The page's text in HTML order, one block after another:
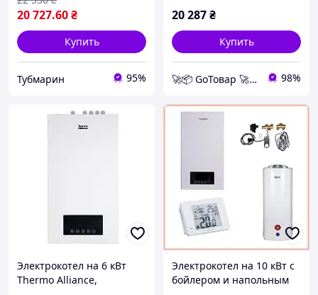
20 727.60₴
Купить
Тубмарин 95%
20 287₴
Купить
🚀📦 GoТовар 🚀📦 сеть интернет магазинов 98%
Электрокотел на 6 кВт
Thermo Alliance,
Электрокотел на 10 кВт с
бойлером и напольным